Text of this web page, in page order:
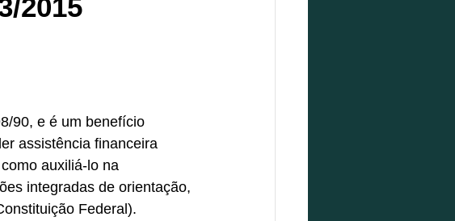
2015
90, e é um benefício
assistência financeira
auxiliá-lo na
integradas de orientação,
Federal).